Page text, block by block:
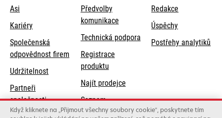
Asi
Kariéry
Společenská
odpovědnost firem opens
new
tab
Udržitelnost
Partneři
společnosti
Lexmark
Předvolby
komunikace
Technická podporaopens
Registrace
produktu
Najít prodejce
Seznam
velkoobchodníků
Redakce
Úspěchy
Postřehy analytiků
Když kliknete na „Přijmout všechny soubory cookie“, poskytnete tím